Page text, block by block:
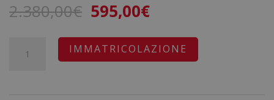
2.380,00€ Il
originale
era:
595,00€Il
attuale
è:
IMMATRICOLAZIONE